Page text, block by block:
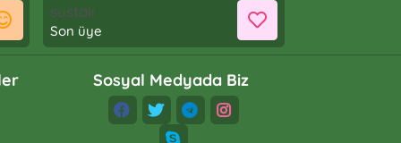
sustalı
Son üye
Sosyal Medyada Biz